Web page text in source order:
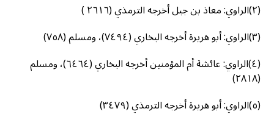
(٢)الراوي: معاذ بن جبل أخرجه الترمذي (٢٦١٦ )
(٣)الراوي: أبو هريرة أخرجه البخاري (٧٤٩٤)، ومسلم (٧٥٨)
(٤)الراوي: عائشة أم المؤمنين أخرجه البخاري (٦٤٦٤)، ومسلم
(٢٨١٨)
(٥) الراوي: أبو هريرةأخرجه الترمذي (٣٤٧٩)